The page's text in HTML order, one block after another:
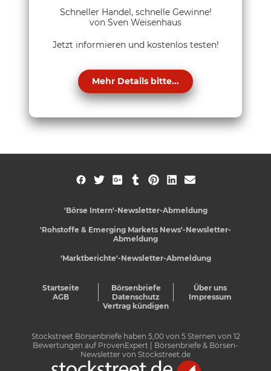
Schneller Handel, schnelle Gewinne!
von Sven Weisenhaus
Jetzt informieren und kostenlos testen!
Mehr Details bitte...
'Börse Intern'-Newsletter-Abmeldung
'Rohstoffe & Emerging Markets News'-Newsletter-
Abmeldung
'Marktberichte'-Newsletter-Abmeldung
Startseite Börsenbriefe
Über uns
AGB
Datenschutz
Impressum
Vertrag kündigen
Stockstreet Börsenbriefe haben 5,00von 5Sternen von 12
Bewertungen auf ProvenExpert | Börsenbriefe & Börsen-
Newsletter von Stockstreet.de